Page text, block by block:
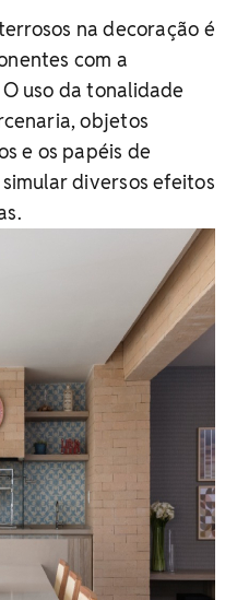
na decoração é
com a
uso da tonalidade
objetos
e os papéis de
diversos efeitos